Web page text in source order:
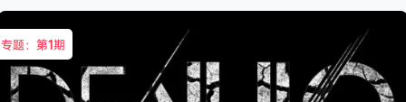
专题：第1期